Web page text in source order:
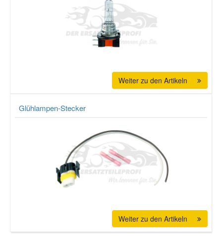
Weiter zu den Artikeln
Glühlampen-Stecker
Weiter zu den Artikeln
Skoda Ersatzteile
Volvo Ersatzteile